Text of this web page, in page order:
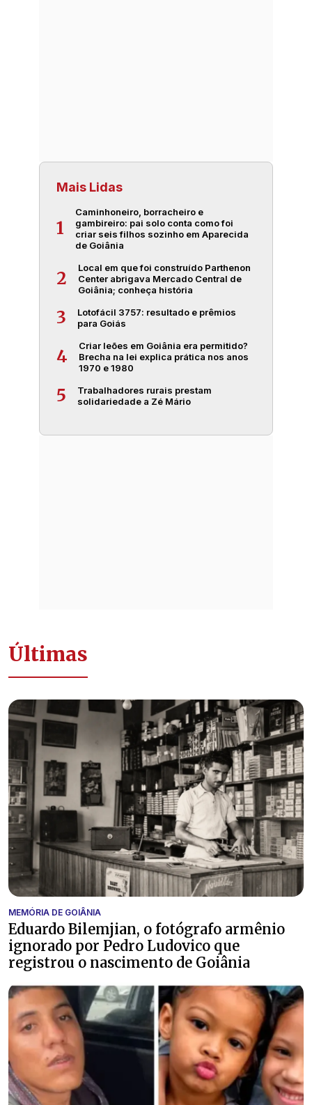
Mais Lidas
1
Caminhoneiro, borracheiro e
gambireiro: pai solo conta como foi
criar seis filhos sozinho em Aparecida
de Goiânia
2
Local em que foi construído Parthenon
Center abrigava Mercado Central de
Goiânia; conheça história
3
Lotofácil 3757: resultado e prêmios
para Goiás
4
Criar leões em Goiânia era permitido?
Brecha na lei explica prática nos anos
1970 e 1980
5
Trabalhadores rurais prestam
solidariedade a Zé Mário
Últimas
MEMÓRIA DE GOIÂNIA
Eduardo Bilemjian, o fotógrafo armênio
ignorado por Pedro Ludovico que
registrou o nascimento de Goiânia